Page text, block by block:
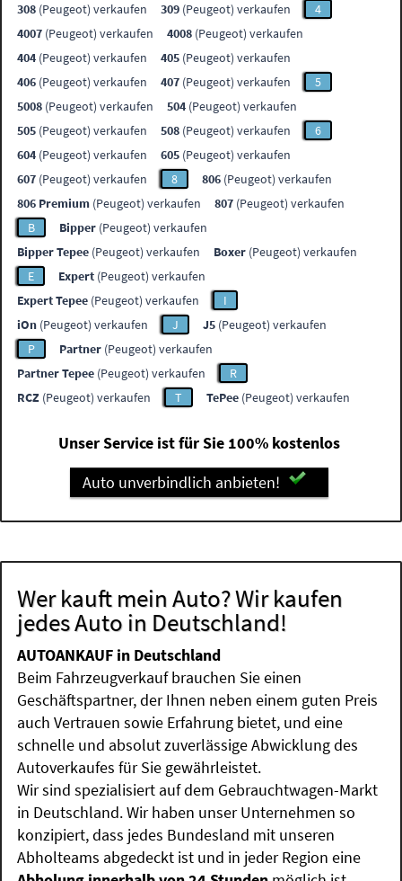
308 (Peugeot) verkaufen 309 (Peugeot) verkaufen
4
4007 (Peugeot) verkaufen 4008 (Peugeot) verkaufen
404 (Peugeot) verkaufen 405 (Peugeot) verkaufen
406 (Peugeot) verkaufen 407 (Peugeot) verkaufen
5
5008 (Peugeot) verkaufen 504 (Peugeot) verkaufen
505 (Peugeot) verkaufen 508 (Peugeot) verkaufen
6
604 (Peugeot) verkaufen 605 (Peugeot) verkaufen
607 (Peugeot) verkaufen 8 806 (Peugeot) verkaufen
806 Premium (Peugeot) verkaufen 807 (Peugeot) verkaufen
B
Bipper (Peugeot) verkaufen
Bipper Tepee (Peugeot) verkaufen Boxer (Peugeot) verkaufen
E
Expert (Peugeot) verkaufen
Expert Tepee (Peugeot) verkaufen
I
iOn (Peugeot) verkaufen J J5 (Peugeot) verkaufen
P
Partner (Peugeot) verkaufen
Partner Tepee (Peugeot) verkaufen
R
RCZ (Peugeot) verkaufen T TePee (Peugeot) verkaufen
Unser Service ist für Sie 100% kostenlos
Auto unverbindlich anbieten!
Wer kauft mein Auto? Wir kaufen
jedes Auto in Deutschland!
AUTOANKAUF in Deutschland
Beim Fahrzeugverkauf brauchen Sie einen
Geschäftspartner, der Ihnen neben einem guten Preis
auch Vertrauen sowie Erfahrung bietet, und eine
schnelle und absolut zuverlässige Abwicklung des
Autoverkaufes für Sie gewährleistet.
Wir sind spezialisiert auf dem Gebrauchtwagen-Markt
in Deutschland. Wir haben unser Unternehmen so
konzipiert, dass jedes Bundesland mit unseren
Abholteams abgedeckt ist und in jeder Region eine